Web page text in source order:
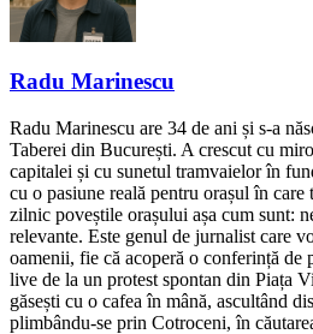
Radu Marinescu
Radu Marinescu are 34 de ani și s-a
Taberei din București. A crescut cu
capitalei și cu sunetul tramvaielor în
cu o pasiune reală pentru orașul în care
zilnic poveștile orașului așa cum sunt:
relevante. Este genul de jurnalist care
oamenii, fie că acoperă o conferință de
live de la un protest spontan din Piața
găsești cu o cafea în mână, ascultând
plimbându-se prin Cotroceni, în